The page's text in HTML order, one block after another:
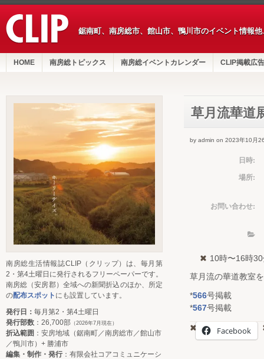
鋸南町、南房総市、館山市、鴨川市のイベント情報
HOME 南房総トピックス 南房総イベントカレンダー CLIP掲載広告
草月流華道
by admin on 2023年10月
日時:
場所:
お問い合わせ:
10時〜16時
草月流の華道教室
*566号掲載
*567号掲載
Facebook
南房総生活情報誌CLIP（クリップ）は、毎月第
2・第4土曜日に発行されるフリーペーパーです。
南房総（安房郡）全域への新聞折込のほか、所定
の配布スポット にも設置しています。
発行日： 毎月第2・第4土曜日
発行部数 ：26,700部 （2026年7月現在）
折込範囲 ：安房地域（鋸南町／南房総市／館山市
／鴨川市）+ 勝浦市
編集・制作・発行：有限会社コアコミュニケーシ